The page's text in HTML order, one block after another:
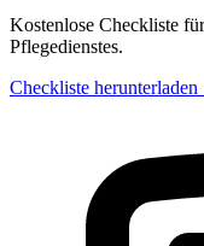
Kostenlose Checkliste
Pflegedienstes.
Checkliste